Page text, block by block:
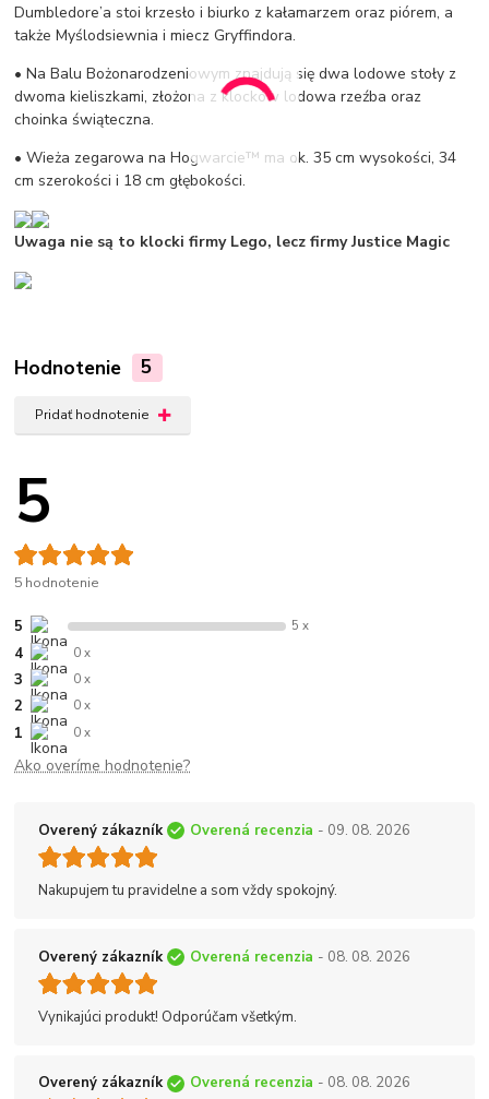
Dumbledore’a stoi krzesło i biurko z kałamarzem oraz piórem, a
także Myślodsiewnia i miecz Gryffindora.
• Na Balu Bożonarodzeniowym znajdują się dwa lodowe stoły z
dwoma kieliszkami, złożona z klocków lodowa rzeźba oraz
choinka świąteczna.
• Wieża zegarowa na Hogwarcie™ ma ok. 35 cm wysokości, 34
cm szerokości i 18 cm głębokości.
Uwaga nie są to klocki firmy Lego, lecz firmy Justice Magic
Hodnotenie 5
Pridať hodnotenie
5
5 hodnotenie
5 5 x
4 0 x
3 0 x
2 0 x
1 0 x
Ako overíme hodnotenie?
Overený zákazník Overená recenzia - 09. 08. 2026
Nakupujem tu pravidelne a som vždy spokojný.
Overený zákazník Overená recenzia - 08. 08. 2026
Vynikajúci produkt! Odporúčam všetkým.
Overený zákazník Overená recenzia - 08. 08. 2026